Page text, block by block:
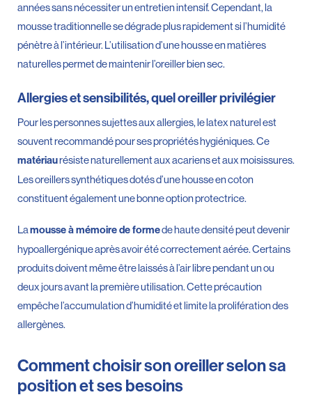
années sans nécessiter un entretien intensif. Cependant, la
mousse traditionnelle se dégrade plus rapidement si l’humidité
pénètre à l’intérieur. L’utilisation d’une housse en matières
naturelles permet de maintenir l’oreiller bien sec.
Allergies et sensibilités, quel oreiller privilégier
Pour les personnes sujettes aux allergies, le latex naturel est
souvent recommandé pour ses propriétés hygiéniques. Ce
matériaurésiste naturellement aux acariens et aux moisissures.
Les oreillers synthétiques dotés d’une housse en coton
constituent également une bonne option protectrice.
Lamousse à mémoire de formede haute densité peut devenir
hypoallergénique après avoir été correctement aérée. Certains
produits doivent même être laissés à l’air libre pendant un ou
deux jours avant la première utilisation. Cette précaution
empêche l’accumulation d’humidité et limite la prolifération des
allergènes.
Comment choisir son oreiller selon sa
position et ses besoins